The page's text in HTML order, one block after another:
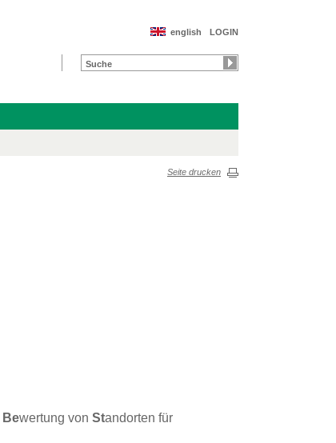
LOGIN
english
Seite drucken
Bewertung von Standorten für